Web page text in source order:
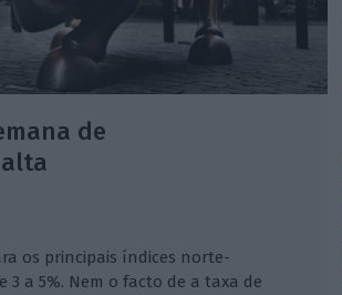
de
os principais índices norte-
a 5%. Nem o facto de a taxa de